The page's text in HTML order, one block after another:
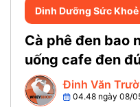
Dinh Dưỡng Sức Khoẻ
Cà phê đen bao
uống cafe đen
Đinh Văn
04.48 ngày 08/